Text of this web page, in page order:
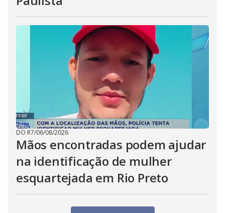
DO R7/06/08/2026
Mãos encontradas podem ajudar
na identificação de mulher
esquartejada em Rio Preto